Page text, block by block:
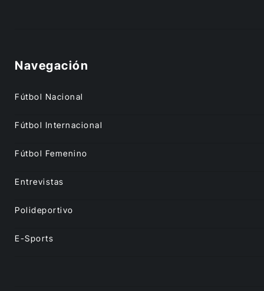
Navegación
Fútbol Nacional
Fútbol Internacional
Fútbol Femenino
Entrevistas
Polideportivo
E-Sports